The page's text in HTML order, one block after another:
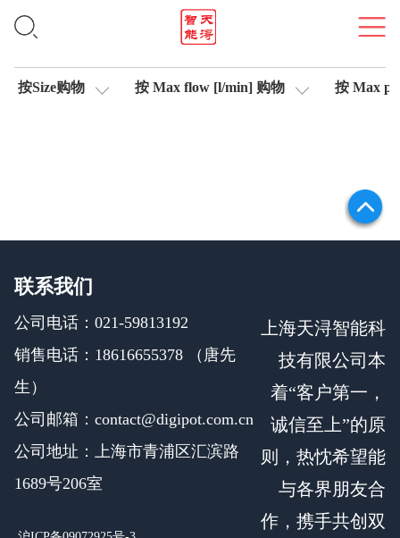
轴控制伺服比例阀
按Size购物 按 Max flow [l/min] 购物 按 Max
联系我们
公司电话：021-59813192
销售电话：18616655378 （唐先
生）
公司邮箱：contact@digipot.com.cn
公司地址：上海市青浦区汇滨路
1689号206室
上海天浔智能科
技有限公司本
着“客户第一，
诚信至上”的原
则，热忱希望能
与各界朋友合
作，携手共创双